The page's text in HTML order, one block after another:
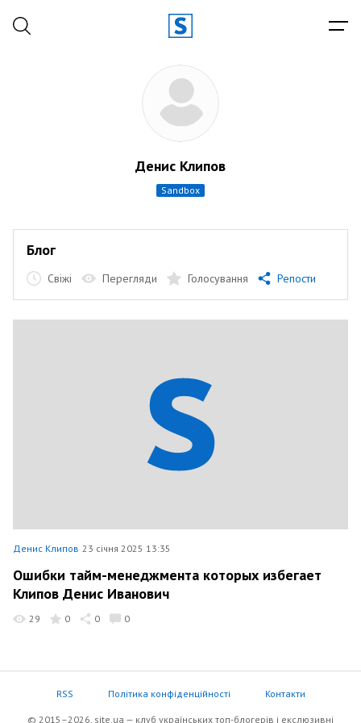
Денис Клипов
sandbox
Блог
Свіжі Перегляди Голосування Репости
Денис Клипов 23 січня 2025 13:35
Ошибки тайм-менеджмента которых избегает
Клипов Денис Иванович
29 0 0 0
RSS Політика конфіденційності Контакти
© 2015–2026, site.ua — клуб українських топ-блогерів i екслюзивнi